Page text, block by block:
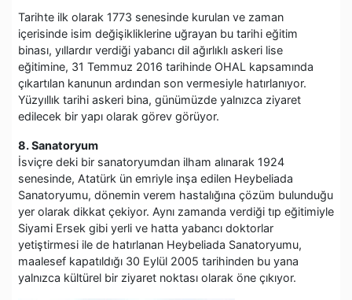
Tarihte ilk olarak 1773 senesinde kurulan ve zaman
içerisinde isim değişikliklerine uğrayan bu tarihi eğitim
binası, yıllardır verdiği yabancı dil ağırlıklı askeri lise
eğitimine, 31 Temmuz 2016 tarihinde OHAL kapsamında
çıkartılan kanunun ardından son vermesiyle hatırlanıyor.
Yüzyıllık tarihi askeri bina, günümüzde yalnızca ziyaret
edilecek bir yapı olarak görev görüyor.
8. Sanatoryum
İsviçre deki bir sanatoryumdan ilham alınarak 1924
senesinde, Atatürk ün emriyle inşa edilen Heybeliada
Sanatoryumu, dönemin verem hastalığına çözüm bulunduğu
yer olarak dikkat çekiyor. Aynı zamanda verdiği tıp eğitimiyle
Siyami Ersek gibi yerli ve hatta yabancı doktorlar
yetiştirmesi ile de hatırlanan Heybeliada Sanatoryumu,
maalesef kapatıldığı 30 Eylül 2005 tarihinden bu yana
yalnızca kültürel bir ziyaret noktası olarak öne çıkıyor.